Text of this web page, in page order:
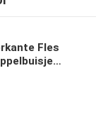
Fles